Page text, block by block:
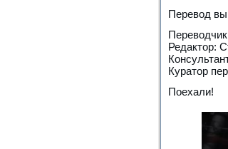
Перевод
Редактор:
Куратор
Поехали!